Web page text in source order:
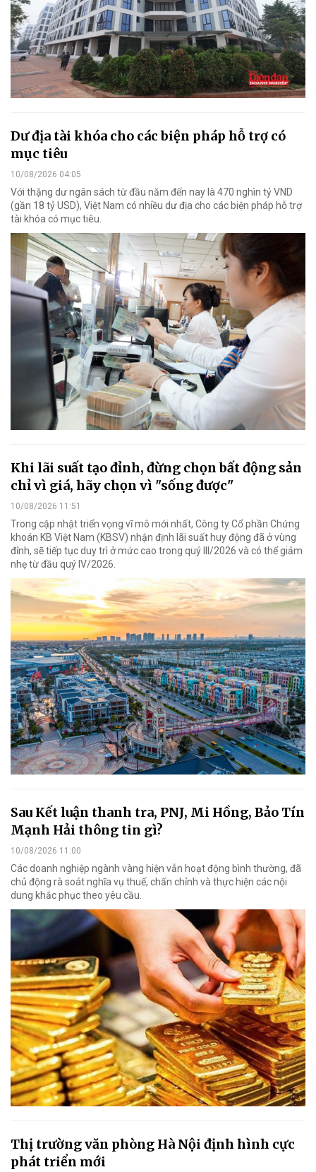
Dư địa tài khóa cho các biện pháp hỗ trợ có
mục tiêu
10/08/2026 04:05
Với thặng dư ngân sách từ đầu năm đến nay là 470 nghìn tỷ VND
(gần 18 tỷ USD), Việt Nam có nhiều dư địa cho các biện pháp hỗ trợ
tài khóa có mục tiêu.
Khi lãi suất tạo đỉnh, đừng chọn bất động sản
chỉ vì giá, hãy chọn vì "sống được"
10/08/2026 11:51
Trong cập nhật triển vọng vĩ mô mới nhất, Công ty Cổ phần Chứng
khoán KB Việt Nam (KBSV) nhận định lãi suất huy động đã ở vùng
đỉnh, sẽ tiếp tục duy trì ở mức cao trong quý III/2026 và có thể giảm
nhẹ từ đầu quý IV/2026.
Sau Kết luận thanh tra, PNJ, Mi Hồng, Bảo Tín
Mạnh Hải thông tin gì?
10/08/2026 11:00
Các doanh nghiệp ngành vàng hiện vẫn hoạt động bình thường, đã
chủ động rà soát nghĩa vụ thuế, chấn chỉnh và thực hiện các nội
dung khắc phục theo yêu cầu.
Thị trường văn phòng Hà Nội định hình cực
phát triển mới